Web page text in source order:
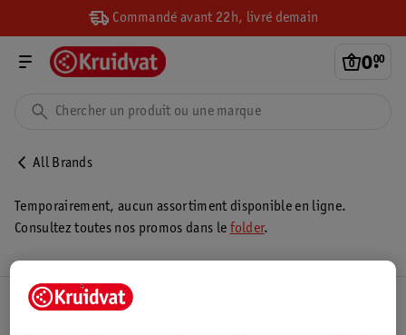
Commandé avant 22h, livré demain
0.
00
All Brands
Temporairement, aucun assortiment disponible en ligne.
Consultez toutes nos promos dans le folder.